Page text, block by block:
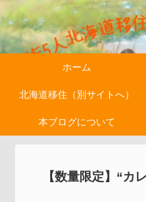
ホーム
北海道移住（別サイトへ）
本ブログについて
【数量限定】“カ